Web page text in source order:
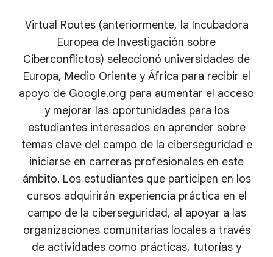
Virtual Routes (anteriormente, la Incubadora
Europea de Investigación sobre
Ciberconflictos) seleccionó universidades de
Europa, Medio Oriente y África para recibir el
apoyo de Google.org para aumentar el acceso
y mejorar las oportunidades para los
estudiantes interesados en aprender sobre
temas clave del campo de la ciberseguridad e
iniciarse en carreras profesionales en este
ámbito. Los estudiantes que participen en los
cursos adquirirán experiencia práctica en el
campo de la ciberseguridad, al apoyar a las
organizaciones comunitarias locales a través
de actividades como prácticas, tutorías y